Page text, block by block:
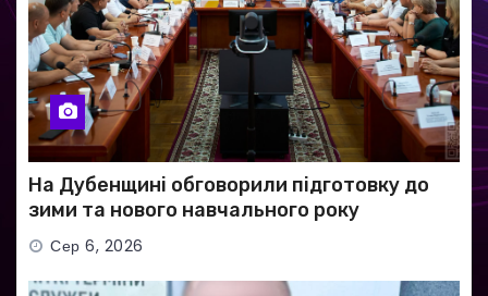
На Дубенщині обговорили підготовку до
зими та нового навчального року
Сер 6, 2026